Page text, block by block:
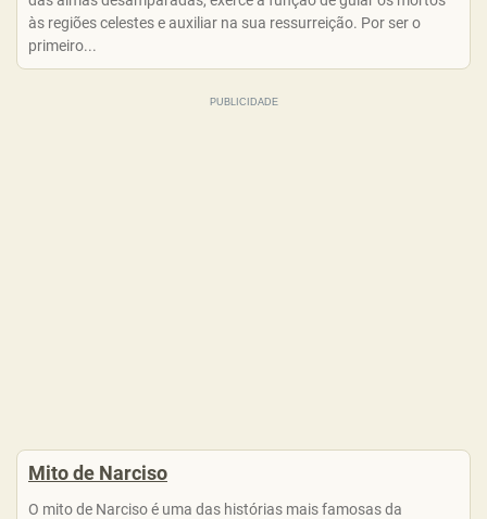
às regiões celestes e auxiliar na sua ressurreição. Por ser o
primeiro...
Mito de Narciso
O mito de Narciso é uma das histórias mais famosas da